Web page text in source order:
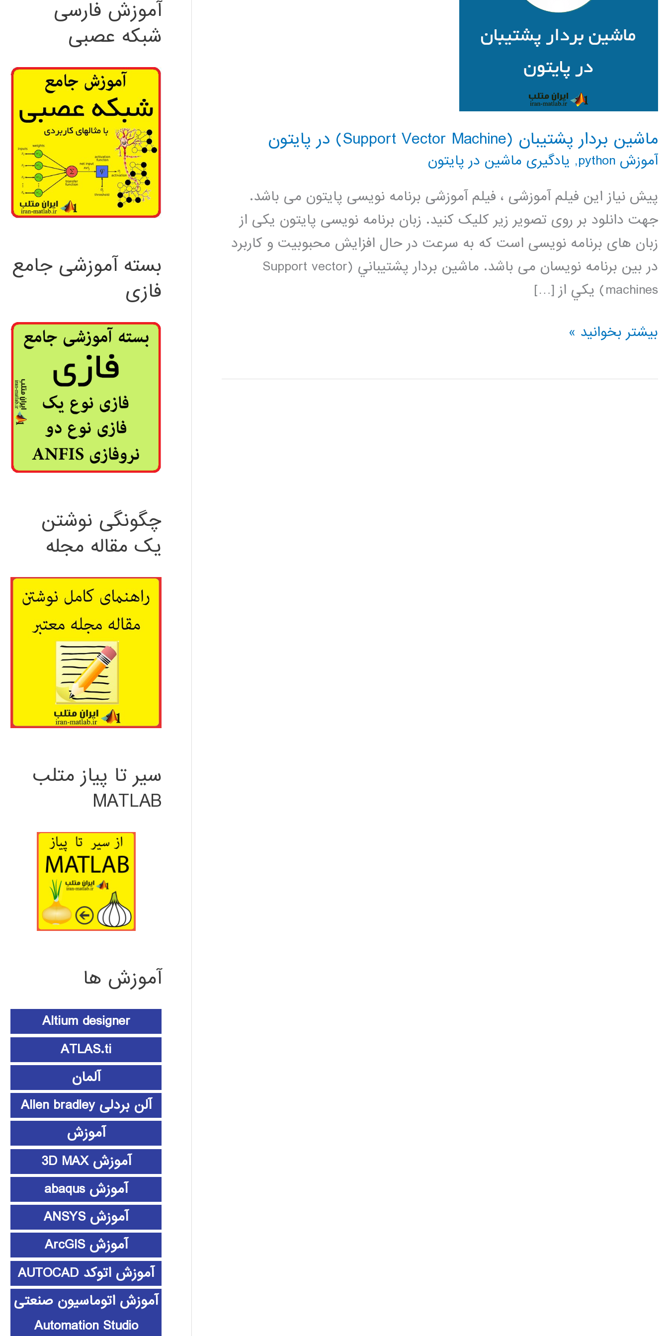
ماشین بردار پشتیبان (Support Vector Machine) در پایتون
آموزش python , یادگیری ماشین در پایتون
پیش نیاز این فیلم آموزشی ، فیلم آموزشی برنامه نویسی پایتون می باشد.
جهت دانلود بر روی تصویر زیر کلیک کنید. زبان برنامه نویسی پایتون یکی از
زبان های برنامه نویسی است که به سرعت در حال افزایش محبوبیت و کاربرد
در بین برنامه نویسان می باشد. ماشين بردار پشتيباني (Support vector
machines) يکي از […]
ماشین
پشتیبان
بیشتر بخوانید »
آموزش فارسی
شبکه عصبی
بسته آموزشی جامع
فازی
چگونگی نوشتن
یک مقاله مجله
سیر تا پیاز متلب
MATLAB
آموزش ها
Altium designer
ATLAS.ti
آلمان
آلن بردلی Allen bradley
آموزش
آموزش 3D MAX
آموزش abaqus
آموزش ANSYS
آموزش ArcGIS
آموزش اتوکد AUTOCAD
آموزش اتوماسیون صنعتی
Automation Studio